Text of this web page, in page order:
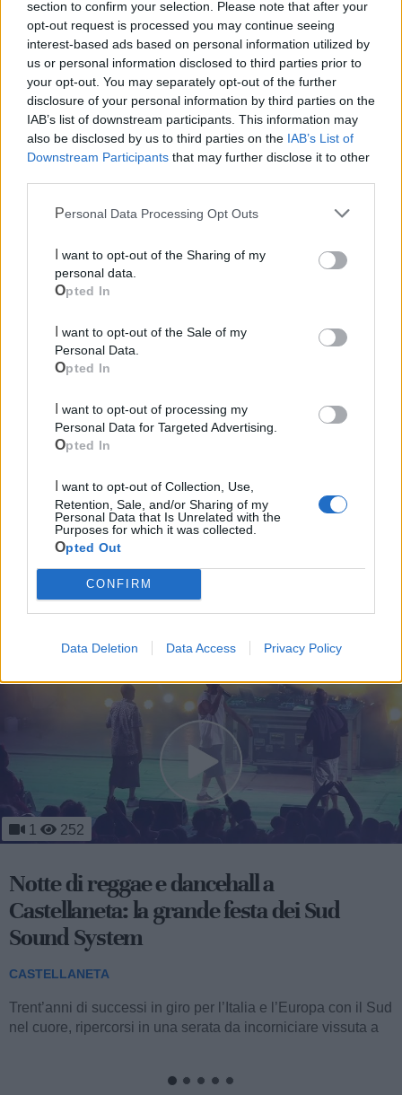
section to confirm your selection. Please note that after your
opt-out request is processed you may continue seeing
interest-based ads based on personal information utilized by
us or personal information disclosed to third parties prior to
your opt-out. You may separately opt-out of the further
disclosure of your personal information by third parties on the
IAB’s list of downstream participants. This information may
also be disclosed by us to third parties on the IAB’s List of
Downstream Participants that may further disclose it to other
Personal Data Processing Opt Outs
personal data.
Opted In
Personal Data.
Opted In
Personal Data for Targeted Advertising.
Opted In
Retention, Sale, and/or Sharing of my
Personal Data that Is Unrelated with the
Purposes for which it was collected.
Opted Out
CONFIRM
Data Deletion Data Access Privacy Policy
Mondo CIA
Cia Agricoltori Italiani | Puglia - Area Due
Scopri tutte le notizie, gli eventi e la Web TV di Cia Puglia - Area
Le ultime notizie di Castellaneta
201
Nuova riduzione idrica per il Tarantino:
nel weekend calano le forniture dalla
Basilicata
CASTELLANETA
L’attenzione sull'approvvigionamento idrico nel Tarantino
resta alta: anche nel corso dell'ultimo fine settimana sono